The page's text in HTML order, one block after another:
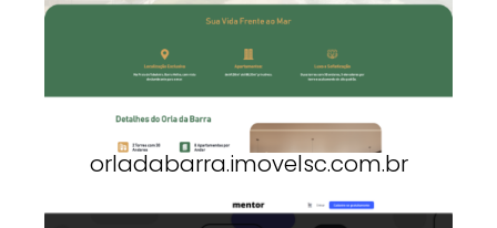
orladabarra.imovelsc.com.br